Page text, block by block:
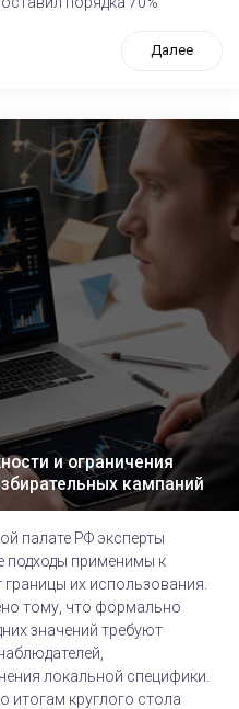
Далее
и ограничения
кампаний
палате РФ эксперты
подходы применимы к
их использования.
тому, что формально
значений требуют
локальной специфики.
итогам круглого стола